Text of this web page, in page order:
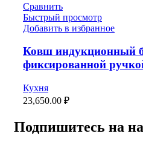
Сравнить
Быстрый просмотр
Добавить в избранное
Ковш индукционный
фиксированной
Кухня
23,650.00 ₽
Подпишитесь на